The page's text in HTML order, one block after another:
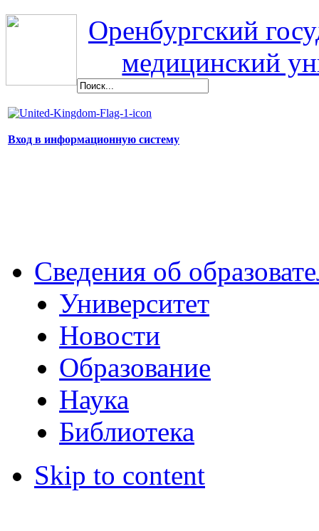
Оренбургский
медицинский
Вход в информационную систему
Сведения об
Университет
Новости
Образование
Наука
Библиотека
Skip to content